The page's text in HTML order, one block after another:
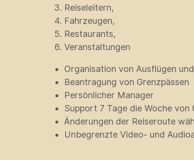
Reiseleitern,
Fahrzeugen,
Restaurants,
Veranstaltungen
Organisation von Ausflügen
Beantragung von Grenzpässen
Persönlicher Manager
Support 7 Tage die Woche
Änderungen der Reiseroute
Unbegrenzte Video- und